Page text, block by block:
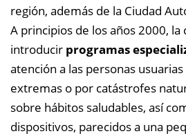
región, además de la Ciudad
A principios de los años 2000, la
introducir programas
atención a las personas
extremas o por catástrofes
sobre hábitos saludables, así
dispositivos, parecidos a una